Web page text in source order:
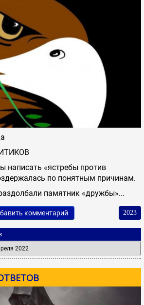
написать «ястребы против
по понятным причинам.
памятник «дружбы»...
комментарий
2022
2023